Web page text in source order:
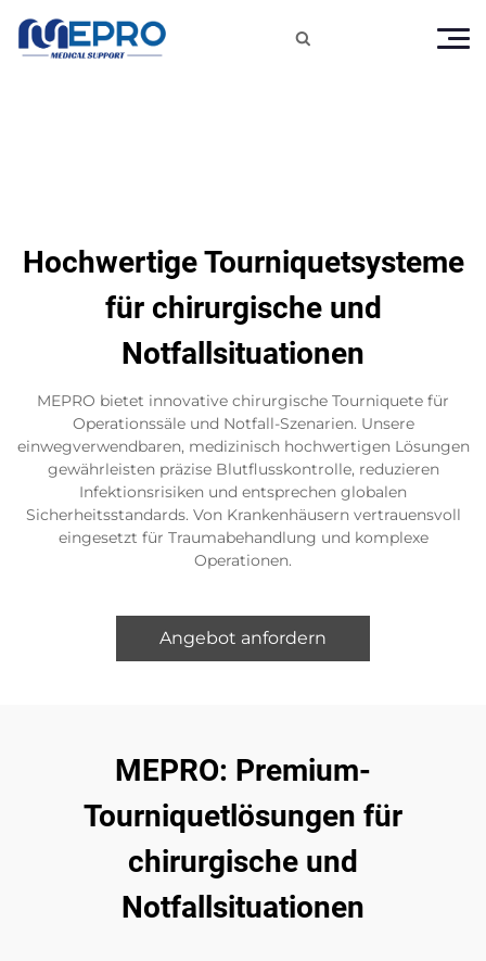

Hochwertige Tourniquetsysteme
für chirurgische und
Notfallsituationen
MEPRO bietet innovative chirurgische Tourniquete für
Operationssäle und Notfall-Szenarien. Unsere
einwegverwendbaren, medizinisch hochwertigen Lösungen
gewährleisten präzise Blutflusskontrolle, reduzieren
Infektionsrisiken und entsprechen globalen
Sicherheitsstandards. Von Krankenhäusern vertrauensvoll
eingesetzt für Traumabehandlung und komplexe
Operationen.
Angebot anfordern
MEPRO: Premium-
Tourniquetlösungen für
chirurgische und
Notfallsituationen